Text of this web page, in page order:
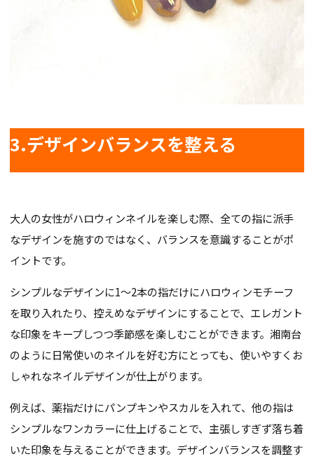
3.デザインバランスを整える
大人の女性がハロウィンネイルを楽しむ際、全ての指に派手
なデザインを施すのではなく、バランスを意識することがポ
イントです。
シンプルなデザインに1〜2本の指だけにハロウィンモチーフ
を取り入れたり、控えめなデザインにすることで、エレガント
な印象をキープしつつ季節感を楽しむことができます。湘南台
のように日常使いのネイルを好む方にとっても、使いやすくお
しゃれなネイルデザインが仕上がります。
例えば、薬指だけにパンプキンやスカルを入れて、他の指は
シンプルなワンカラーに仕上げることで、主張しすぎず落ち着
いた印象を与えることができます。デザインバランスを調整す